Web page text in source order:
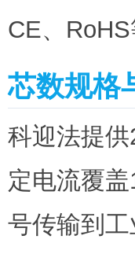
CE、RoHS
芯数规格
科迎法提
定电流覆
号传输到